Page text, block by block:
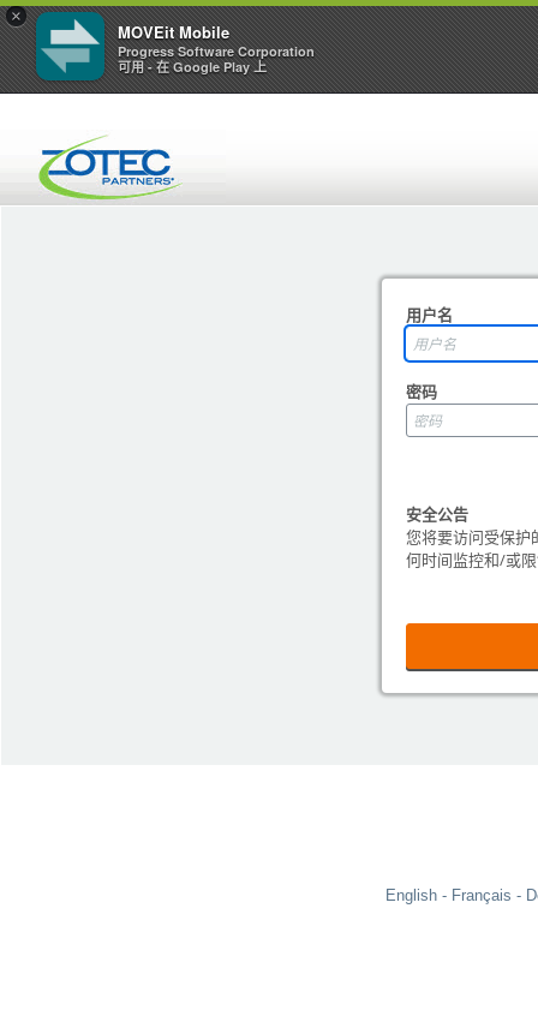
×
MOVEit Mobile
Progress Software Corporation
可用 - 在 Google Play 上
用户名
密码
安全公告
您将要访问受保护
何时间监控和/或
English Français